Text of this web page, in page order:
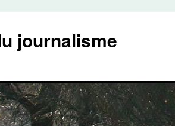
journalisme